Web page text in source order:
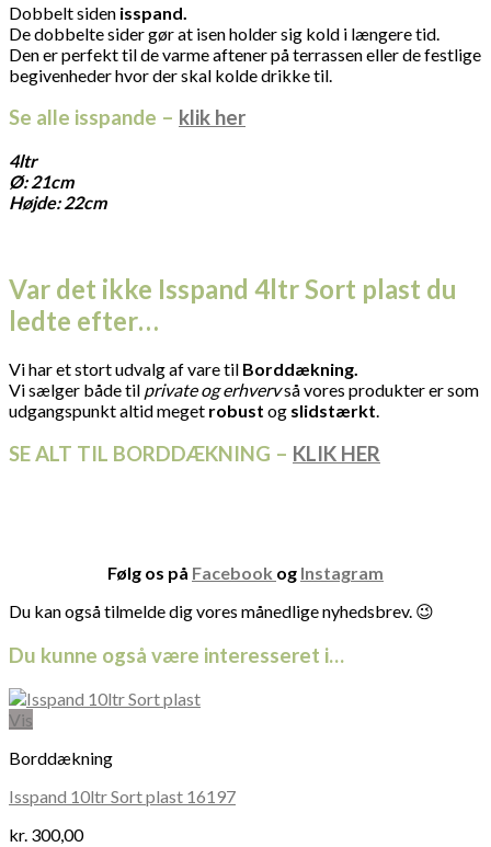
Dobbelt siden isspand.
De dobbelte sider gør at isen holder sig kold i længere tid.
Den er perfekt til de varme aftener på terrassen eller de festlige
begivenheder hvor der skal kolde drikke til.
Se alle isspande – klik her
4ltr
Ø: 21cm
Højde: 22cm
Var det ikke Isspand 4ltr Sort plast du
ledte efter…
Vi har et stort udvalg af vare til Borddækning.
Vi sælger både til private og erhvervså vores produkter er som
udgangspunkt altid meget robust og slidstærkt.
SE ALT TIL BORDDÆKNING – KLIK HER
Følg os på Facebook og Instagram
Du kan også tilmelde dig vores månedlige nyhedsbrev. 😉
Du kunne også være interesseret i…
Vis
Borddækning
Isspand 10ltr Sort plast 16197
kr. 300,00